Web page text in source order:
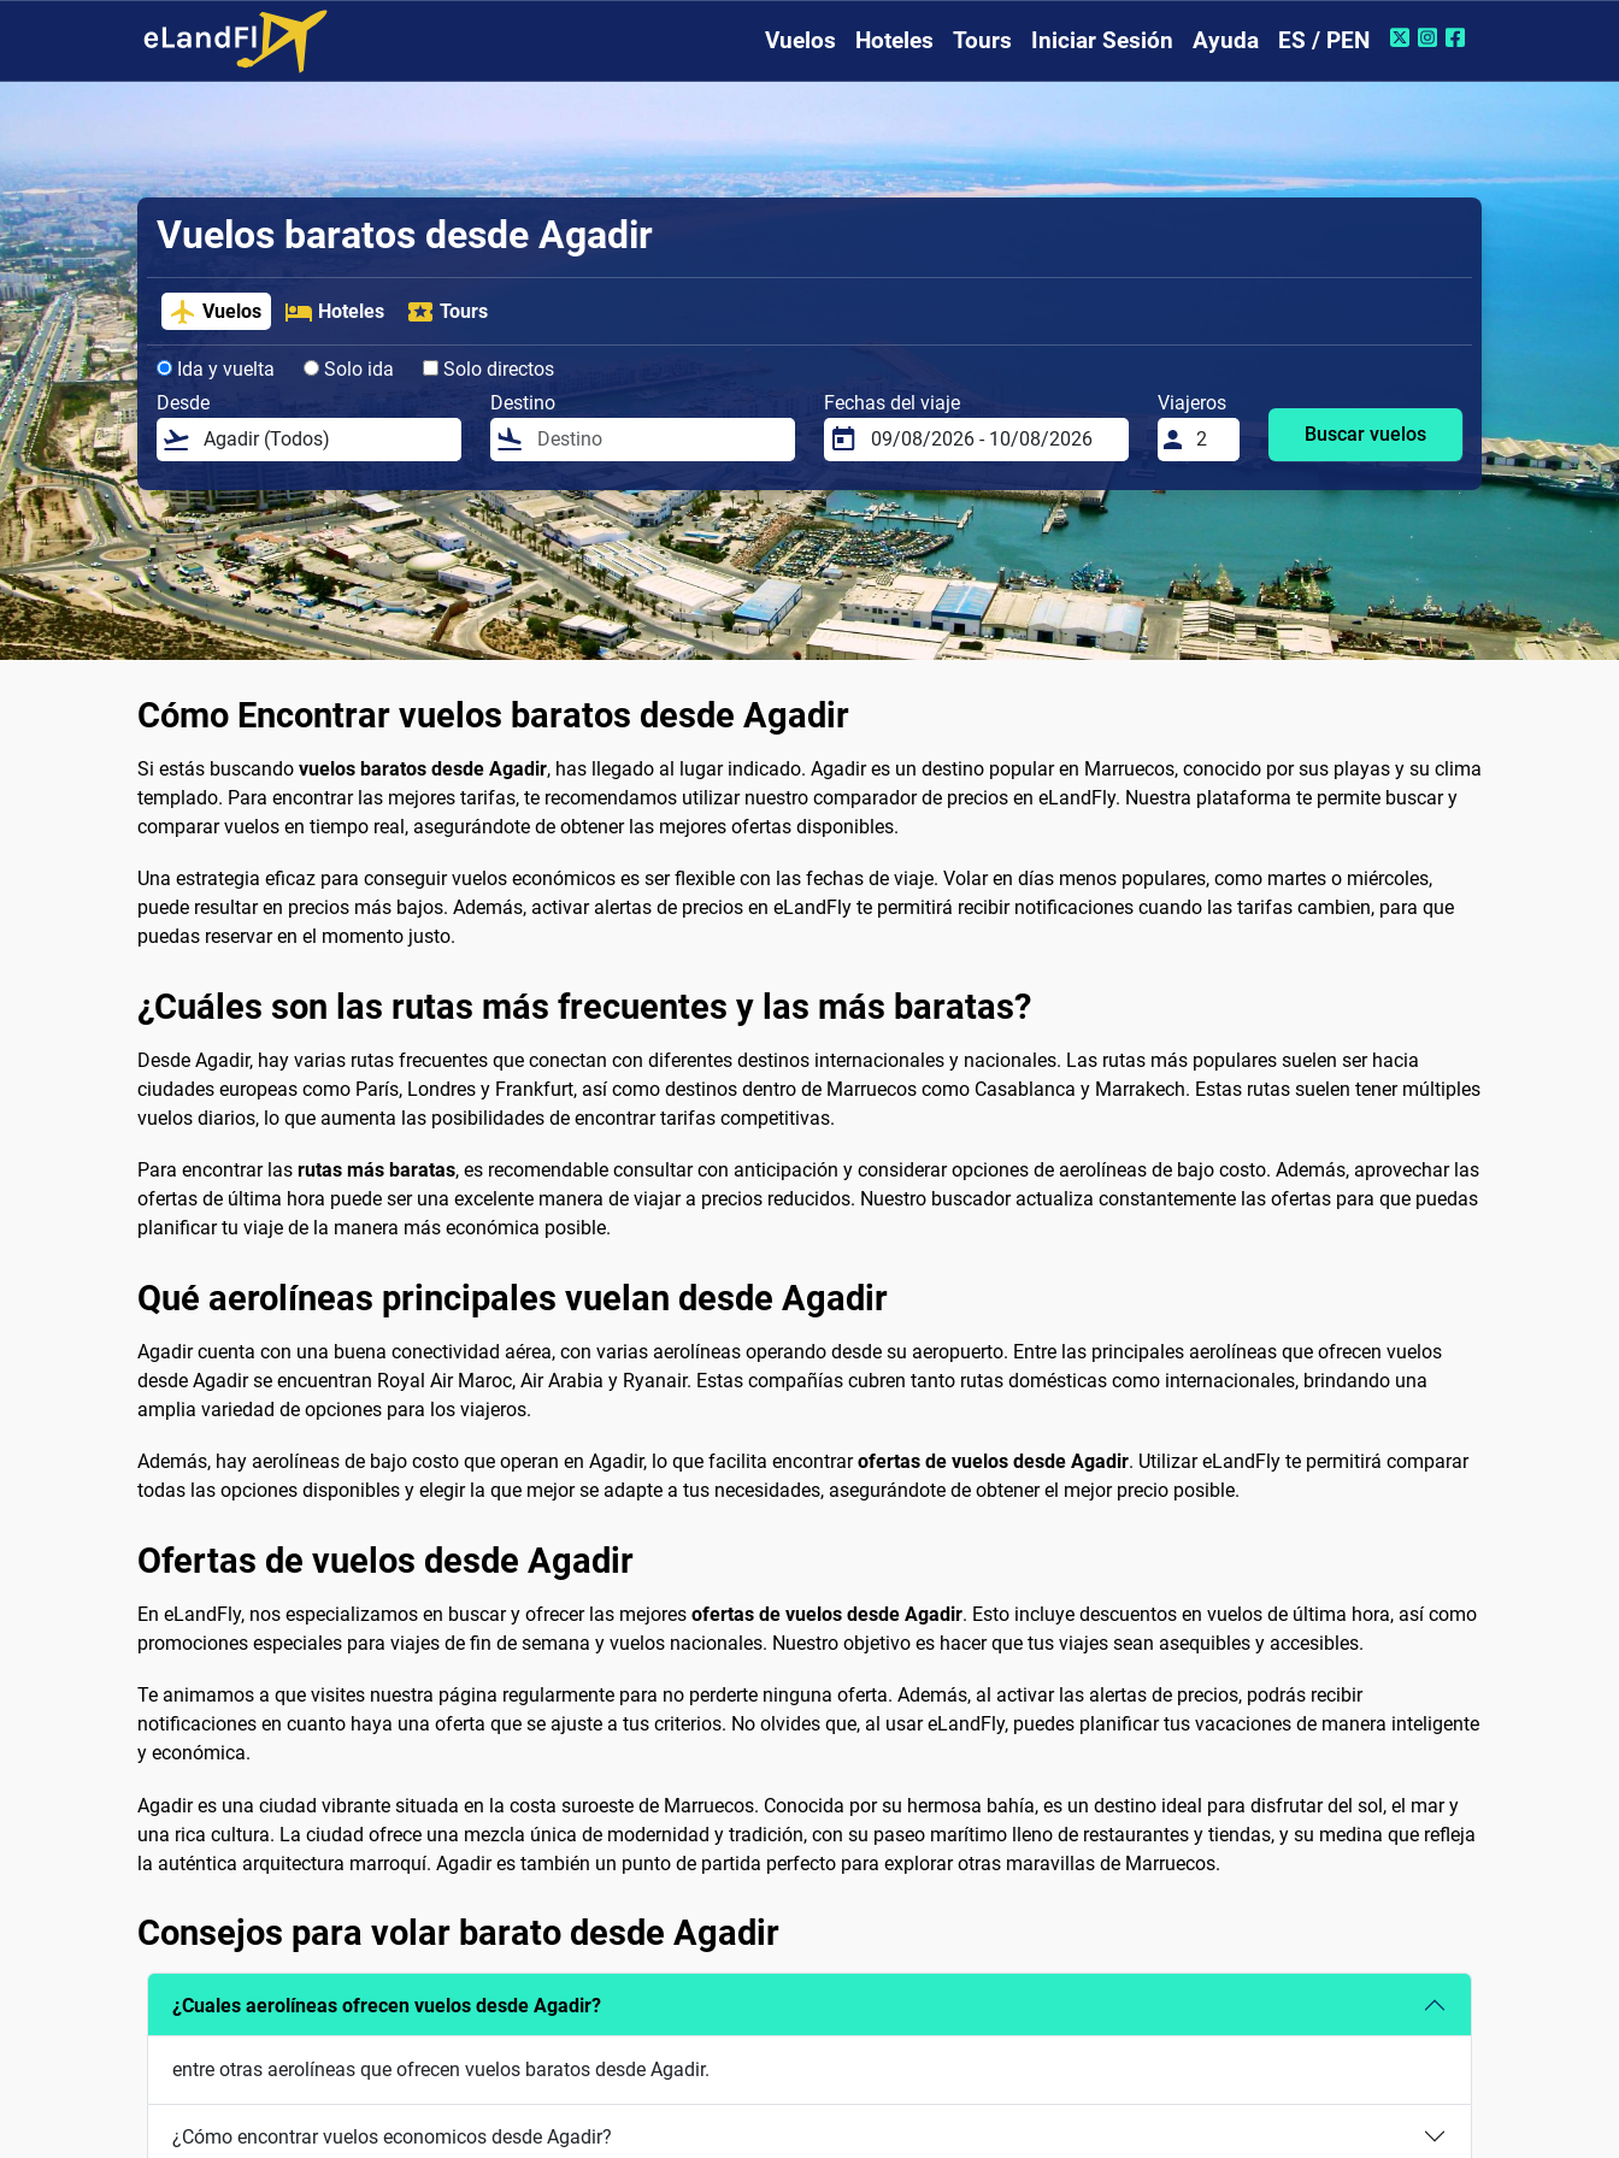
Vuelos Hoteles Tours Iniciar Sesión Ayuda ES / PEN
Vuelos baratos desde Agadir
Vuelos Hoteles Tours
Ida y vuelta Solo ida
Solo directos
Desde
Destino Fechas del viaje
Viajeros
Buscar vuelos
Cómo Encontrar vuelos baratos desde Agadir
Si estás buscando vuelos baratos desde Agadir, has llegado al lugar indicado. Agadir es un destino popular en Marruecos, conocido por sus playas y su clima
templado. Para encontrar las mejores tarifas, te recomendamos utilizar nuestro comparador de precios en eLandFly. Nuestra plataforma te permite buscar y
comparar vuelos en tiempo real, asegurándote de obtener las mejores ofertas disponibles.
Una estrategia eficaz para conseguir vuelos económicos es ser flexible con las fechas de viaje. Volar en días menos populares, como martes o miércoles,
puede resultar en precios más bajos. Además, activar alertas de precios en eLandFly te permitirá recibir notificaciones cuando las tarifas cambien, para que
puedas reservar en el momento justo.
¿Cuáles son las rutas más frecuentes y las más baratas?
Desde Agadir, hay varias rutas frecuentes que conectan con diferentes destinos internacionales y nacionales. Las rutas más populares suelen ser hacia
ciudades europeas como París, Londres y Frankfurt, así como destinos dentro de Marruecos como Casablanca y Marrakech. Estas rutas suelen tener múltiples
vuelos diarios, lo que aumenta las posibilidades de encontrar tarifas competitivas.
Para encontrar las rutas más baratas, es recomendable consultar con anticipación y considerar opciones de aerolíneas de bajo costo. Además, aprovechar las
ofertas de última hora puede ser una excelente manera de viajar a precios reducidos. Nuestro buscador actualiza constantemente las ofertas para que puedas
planificar tu viaje de la manera más económica posible.
Qué aerolíneas principales vuelan desde Agadir
Agadir cuenta con una buena conectividad aérea, con varias aerolíneas operando desde su aeropuerto. Entre las principales aerolíneas que ofrecen vuelos
desde Agadir se encuentran Royal Air Maroc, Air Arabia y Ryanair. Estas compañías cubren tanto rutas domésticas como internacionales, brindando una
amplia variedad de opciones para los viajeros.
Además, hay aerolíneas de bajo costo que operan en Agadir, lo que facilita encontrarofertas de vuelos desde Agadir. Utilizar eLandFly te permitirá comparar
todas las opciones disponibles y elegir la que mejor se adapte a tus necesidades, asegurándote de obtener el mejor precio posible.
Ofertas de vuelos desde Agadir
En eLandFly, nos especializamos en buscar y ofrecer las mejores ofertas de vuelos desde Agadir. Esto incluye descuentos en vuelos de última hora, así como
promociones especiales para viajes de fin de semana y vuelos nacionales. Nuestro objetivo es hacer que tus viajes sean asequibles y accesibles.
Te animamos a que visites nuestra página regularmente para no perderte ninguna oferta. Además, al activar las alertas de precios, podrás recibir
notificaciones en cuanto haya una oferta que se ajuste a tus criterios. No olvides que, al usar eLandFly, puedes planificar tus vacaciones de manera inteligente
y económica.
Agadir es una ciudad vibrante situada en la costa suroeste de Marruecos. Conocida por su hermosa bahía, es un destino ideal para disfrutar del sol, el mar y
una rica cultura. La ciudad ofrece una mezcla única de modernidad y tradición, con su paseo marítimo lleno de restaurantes y tiendas, y su medina que refleja
la auténtica arquitectura marroquí. Agadir es también un punto de partida perfecto para explorar otras maravillas de Marruecos.
Consejos para volar barato desde Agadir
¿Cuales aerolíneas ofrecen vuelos desde Agadir?
entre otras aerolíneas que ofrecen vuelos baratos desde Agadir.
¿Cómo encontrar vuelos economicos desde Agadir?